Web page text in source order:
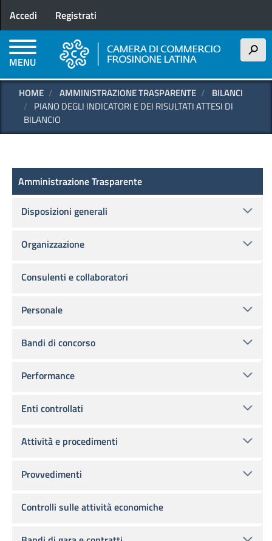
principale
Menu profilo utente
Accedi Registrati
MENU
h
HOME AMMINISTRAZIONE TRASPARENTE
BILANCI
PIANO DEGLI INDICATORI E DEI RISULTATI ATTESI DI
BILANCIO
Amministrazione Trasparente
Amministrazione Trasparente
Disposizioni generali
Organizzazione
Consulenti e collaboratori
Personale
Bandi di concorso
Performance
Enti controllati
Attività e procedimenti
Provvedimenti
Controlli sulle attività economiche